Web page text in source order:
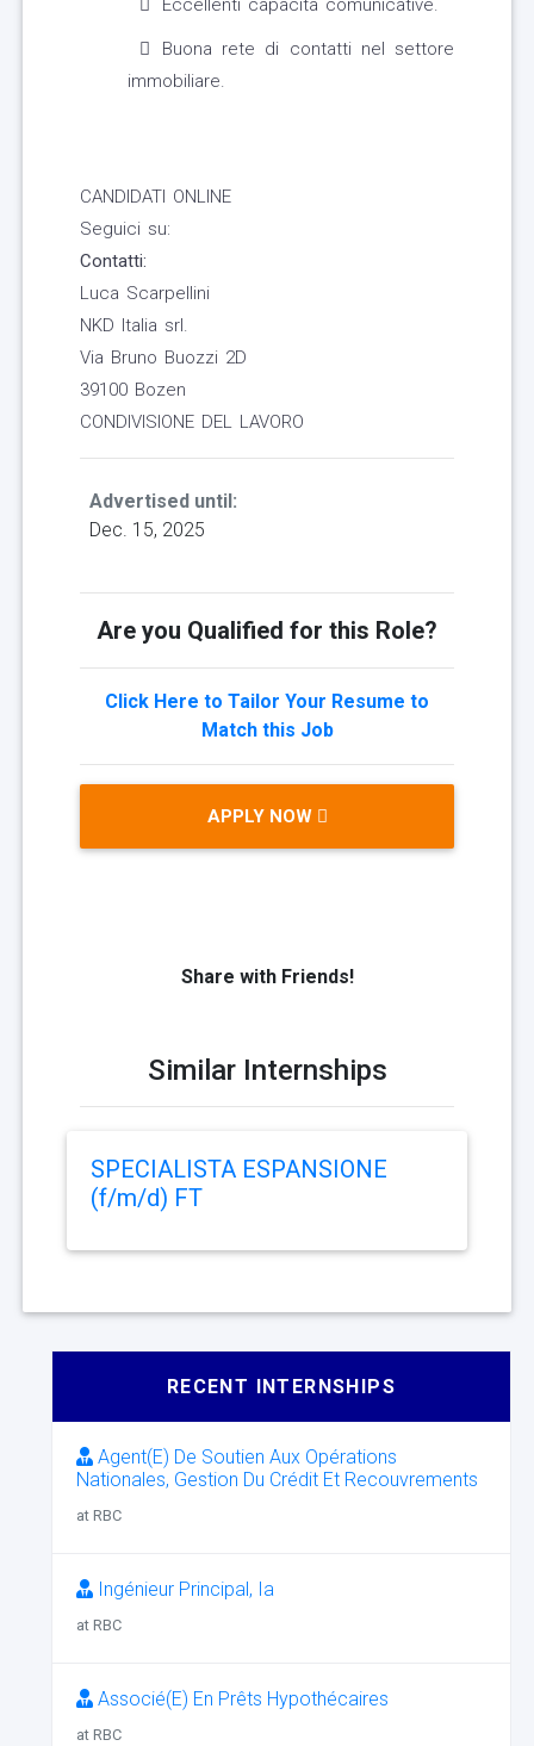
Eccellenti capacità comunicative.
Buona rete di contatti nel settore
immobiliare.
CANDIDATI ONLINE
Seguici su:
Contatti:
Luca Scarpellini
NKD Italia srl.
Via Bruno Buozzi 2D
39100 Bozen
CONDIVISIONE DEL LAVORO
Advertised until:
Dec. 15, 2025
Are you Qualified for this Role?
Click Here to Tailor Your Resume to
Match this Job
APPLY NOW
Share with Friends!
Similar Internships
SPECIALISTA ESPANSIONE
(f/m/d) FT
RECENT INTERNSHIPS
Agent(E) De Soutien Aux Opérations
Nationales, Gestion Du Crédit Et Recouvrements
at RBC
Ingénieur Principal, Ia
at RBC
Associé(E) En Prêts Hypothécaires
at RBC